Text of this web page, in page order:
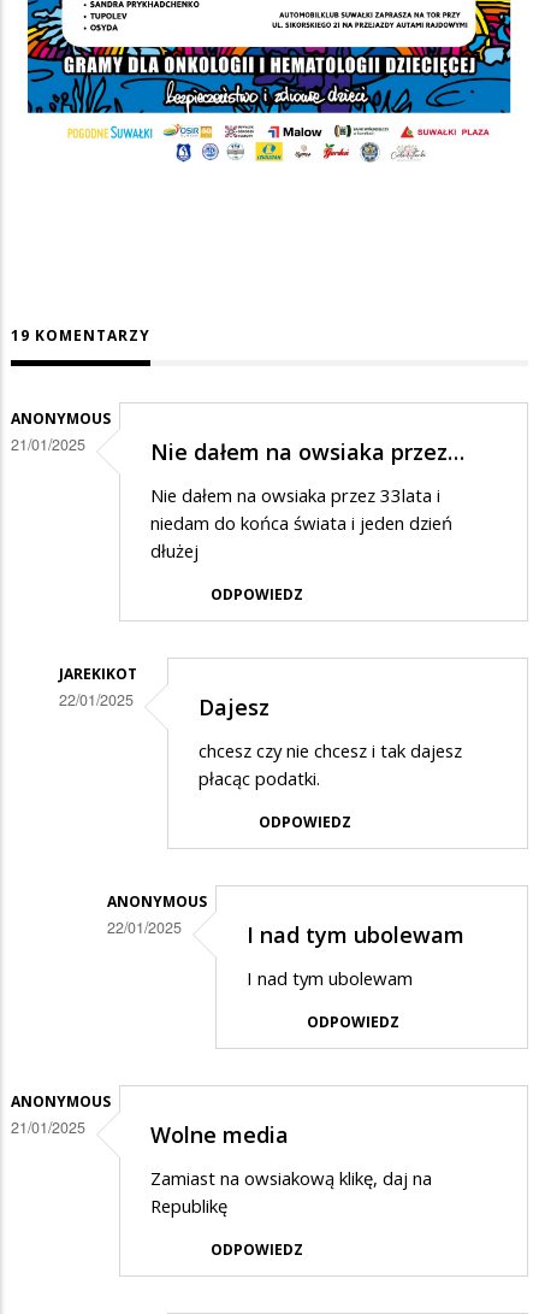
19 KOMENTARZY
ANONYMOUS
21/01/2025 Nie dałem na owsiaka przez…
Nie dałem na owsiaka przez 33lata i
niedam do końca świata i jeden dzień
dłużej
ODPOWIEDZ
JAREKIKOT
22/01/2025
przez…
Dajesz
chcesz czy nie chcesz i tak dajesz
płacąc podatki.
ODPOWIEDZ
ANONYMOUS
22/01/2025
odpowiedzi
Dajesz
I nad tym ubolewam
I nad tym ubolewam
ODPOWIEDZ
ANONYMOUS
21/01/2025 Wolne media
Zamiast na owsiakową klikę, daj na
Republikę
ODPOWIEDZ